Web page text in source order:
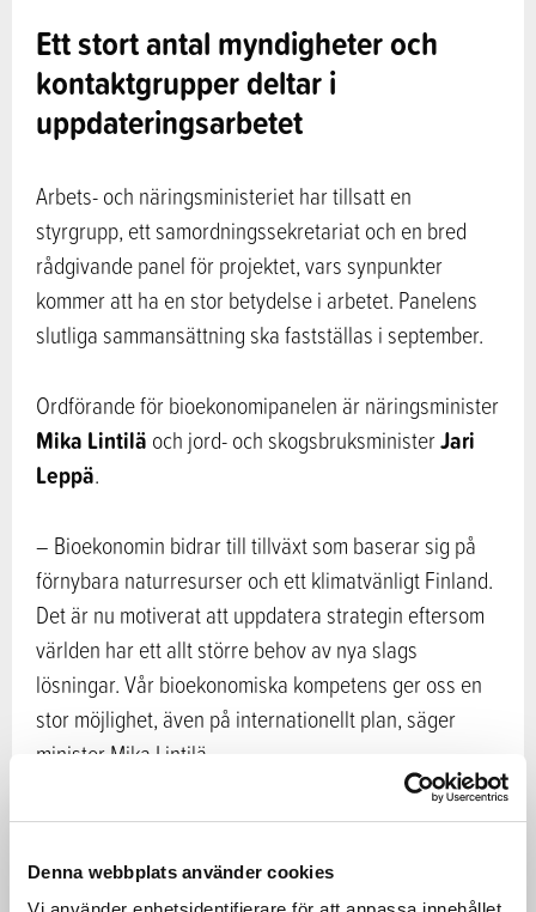
Denna webbplats använder cookies
Ett stort antal myndigheter och
kontaktgrupper deltar i
uppdateringsarbetet
Arbets- och näringsministeriet har tillsatt en
styrgrupp, ett samordningssekretariat och en bred
rådgivande panel för projektet, vars synpunkter
kommer att ha en stor betydelse i arbetet. Panelens
slutliga sammansättning ska fastställas i september.
Ordförande för bioekonomipanelen är näringsminister
Mika Lintilä och jord- och skogsbruksministerJari
Leppä.
– Bioekonomin bidrar till tillväxt som baserar sig på
förnybara naturresurser och ett klimatvänligt Finland.
Det är nu motiverat att uppdatera strategin eftersom
världen har ett allt större behov av nya slags
lösningar. Vår bioekonomiska kompetens ger oss en
stor möjlighet, även på internationellt plan, säger
minister Mika Lintilä.
– Regionerna är av stor betydelse inom bioekonomin
eftersom biomassorna fås från skogar, åkrar och
vattendrag. Massorna bearbetas också ofta nära